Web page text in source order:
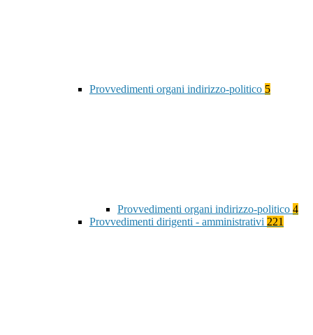
Provvedimenti organi indirizzo-politico 5
Provvedimenti organi indirizzo-politico 4
Provvedimenti dirigenti - amministrativi 221